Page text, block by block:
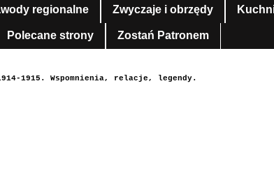
regionalne Zwyczaje i obrzędy
Polecane strony Zostań Patronem
1915. Wspomnienia, relacje, legendy.